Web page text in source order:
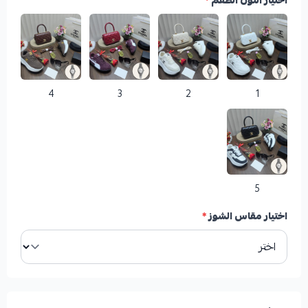
1
2
3
4
5
اختيار مقاس الشوز*